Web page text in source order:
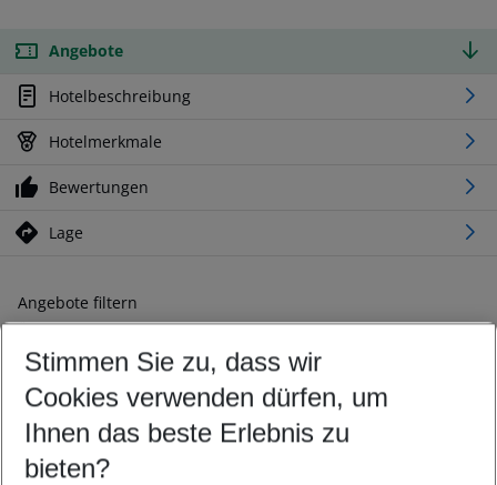
Angebote
Hotelbeschreibung
Hotelmerkmale
Bewertungen
Lage
Angebote filtern
Ändern Sie Ihre Kriterien nach Ihren Wünschen
Abflughafen wählen
Beliebiger Abflughafen
Reisezeitraum wählen
07.08.26– 05.08.27 5-8 Nächte
Stimmen Sie zu, dass wir
Cookies verwenden dürfen, um
Ihnen das beste Erlebnis zu
bieten?